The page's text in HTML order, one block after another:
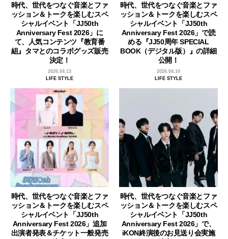
時代、世代をつなぐ音楽とファ
ッション＆トークを楽しむスペ
シャルイベント「JJ50th
Anniversary Fest 2026」に
て、人気コンテンツ『教育番
組』タマとのコラボグッズ販売
決定！
2026.04.13
LIFE STYLE
時代、世代をつなぐ音楽とファ
ッション＆トークを楽しむスペ
シャルイベント「JJ50th
Anniversary Fest 2026」で読
める『JJ50周年 SPECIAL
BOOK（デジタル版）』の詳細
公開！
2026.04.10
LIFE STYLE
時代、世代をつなぐ音楽とファ
ッション＆トークを楽しむスペ
シャルイベント「JJ50th
Anniversary Fest 2026」追加
出演者発表＆チケット一般発売
時代、世代をつなぐ音楽とファ
ッション＆トークを楽しむスペ
シャルイベント「JJ50th
Anniversary Fest 2026」で、
iKON終演後のお見送り会実施